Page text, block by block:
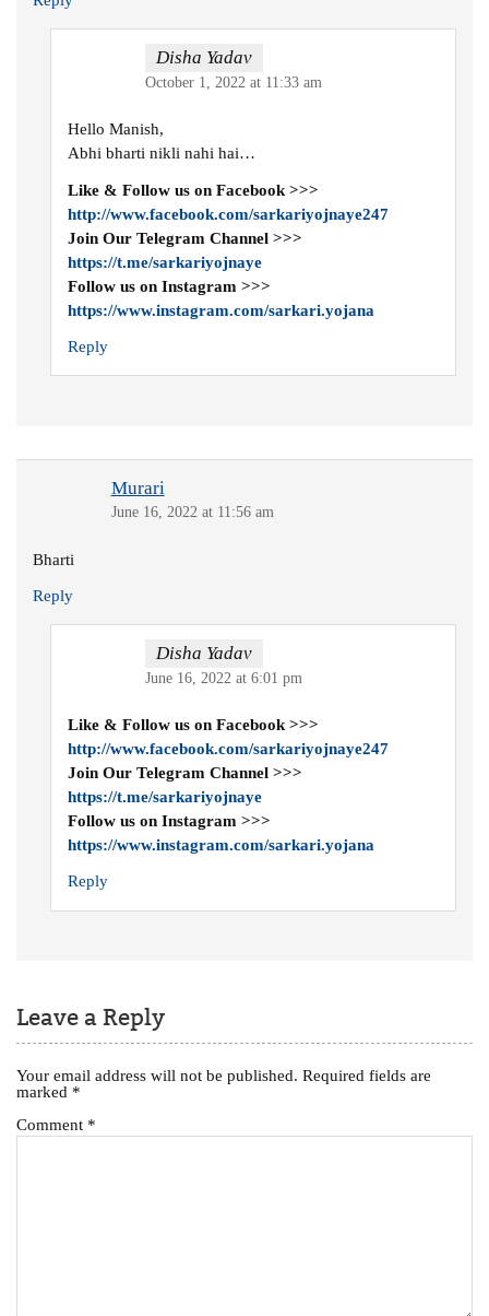
Disha Yadav
October 1, 2022 at 11:33 am
Hello Manish,
Abhi bharti nikli nahi hai…
Like & Follow us on Facebook >>>
http://www.facebook.com/sarkariyojnaye247
Join Our Telegram Channel >>>
https://t.me/sarkariyojnaye
Follow us on Instagram >>>
https://www.instagram.com/sarkari.yojana
Reply
Murari
June 16, 2022 at 11:56 am
Bharti
Reply
Disha Yadav
June 16, 2022 at 6:01 pm
Like & Follow us on Facebook >>>
http://www.facebook.com/sarkariyojnaye247
Join Our Telegram Channel >>>
https://t.me/sarkariyojnaye
Follow us on Instagram >>>
https://www.instagram.com/sarkari.yojana
Reply
Leave a Reply
Your email address will not be published. Required fields are
marked *
Comment *